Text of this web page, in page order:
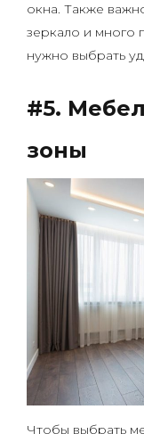
окна. Также
зеркало и много
нужно выбрать
#5.
зоны
Чтобы выбрать